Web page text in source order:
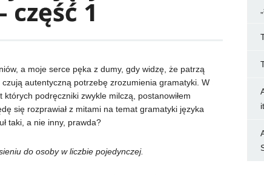
1
a moje serce pęka z dumy, gdy widzę, że patrzą
autentyczną potrzebę zrozumienia gramatyki. W
podręczniki zwykle milczą, postanowiłem
się rozprawiał z mitami na temat gramatyki języka
taki, a nie inny, prawda?
do osoby w liczbie pojedynczej.